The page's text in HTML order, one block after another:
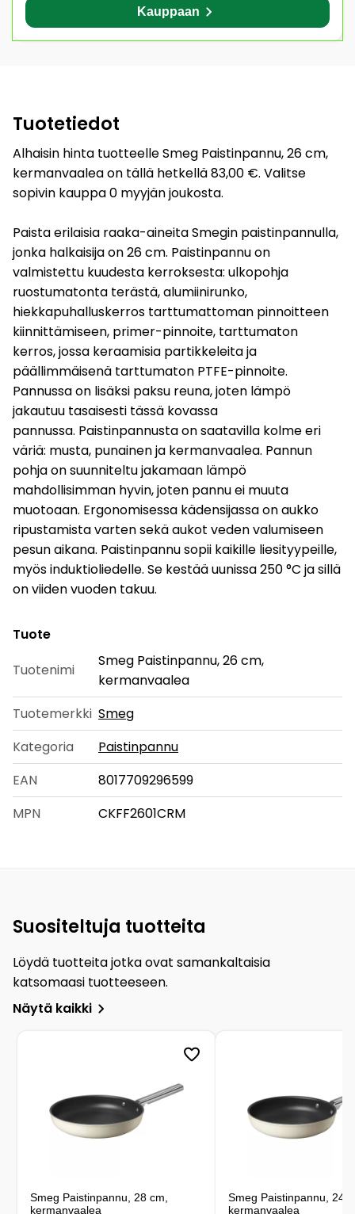
Kauppaan
Tuotetiedot
Alhaisin hinta tuotteelle Smeg Paistinpannu, 26 cm,
kermanvaalea on tällä hetkellä 83,00 €. Valitse
sopivin kauppa 0 myyjän joukosta.
Paista erilaisia raaka-aineita Smegin paistinpannulla,
jonka halkaisija on 26 cm. Paistinpannu on
valmistettu kuudesta kerroksesta: ulkopohja
ruostumatonta terästä, alumiinirunko,
hiekkapuhalluskerros tarttumattoman pinnoitteen
kiinnittämiseen, primer-pinnoite, tarttumaton
kerros, jossa keraamisia partikkeleita ja
päällimmäisenä tarttumaton PTFE-pinnoite.
Pannussa on lisäksi paksu reuna, joten lämpö
jakautuu tasaisesti tässä kovassa
pannussa. Paistinpannusta on saatavilla kolme eri
väriä: musta, punainen ja kermanvaalea. Pannun
pohja on suunniteltu jakamaan lämpö
mahdollisimman hyvin, joten pannu ei muuta
muotoaan. Ergonomisessa kädensijassa on aukko
ripustamista varten sekä aukot veden valumiseen
pesun aikana. Paistinpannu sopii kaikille liesityypeille,
myös induktioliedelle. Se kestää uunissa 250 °C ja sillä
on viiden vuoden takuu.
Tuote
Tuotenimi
Smeg Paistinpannu, 26 cm,
kermanvaalea
Tuotemerkki Smeg
Kategoria
Paistinpannu
EAN
8017709296599
MPN
CKFF2601CRM
Suositeltuja tuotteita
Löydä tuotteita jotka ovat samankaltaisia
katsomaasi tuotteeseen.
Näytä kaikki
Smeg Paistinpannu, 28 cm,
kermanvaalea
Smeg Paistinpannu, 24
kermanvaalea